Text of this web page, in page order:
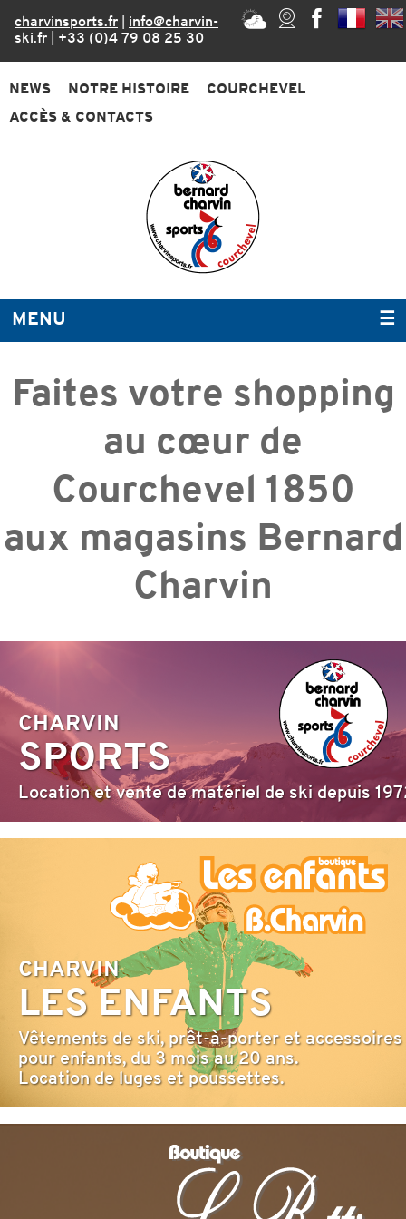
charvinsports.fr
info@charvin-
ski.fr
+33 (0)4 79 08 25 30
NEWS NOTRE HISTOIRE
COURCHEVEL
ACCÈS & CONTACTS
MENU ☰
Faites votre shopping
au cœur de
Courchevel 1850
aux magasins Bernard
Charvin
CHARVIN
SPORTS
Location et vente de matériel de ski depuis
CHARVIN
LES ENFANTS
Vêtements de ski, prêt-à-porter et accessoires
pour enfants, du 3 mois au 20 ans.
Location de luges et poussettes.